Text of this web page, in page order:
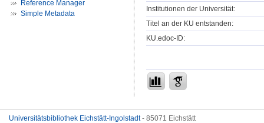
Reference Manager
Simple Metadata
Institutionen der Universität:
Titel an der KU entstanden:
KU.edoc-ID:
Universitätsbibliothek Eichstätt-Ingolstadt- 85071 Eichstätt